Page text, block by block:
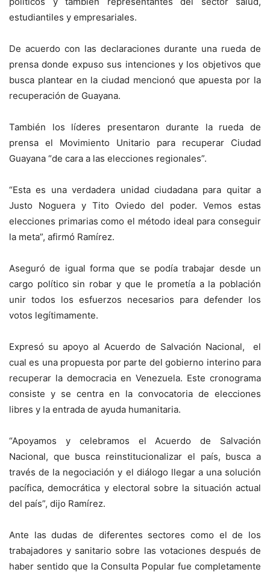
estudiantiles y empresariales.
De acuerdo con las declaraciones durante una rueda de
prensa donde expuso sus intenciones y los objetivos que
busca plantear en la ciudad mencionó que apuesta por la
recuperación de Guayana.
También los líderes presentaron durante la rueda de
prensa el Movimiento Unitario para recuperar Ciudad
Guayana “de cara a las elecciones regionales”.
“Esta es una verdadera unidad ciudadana para quitar a
Justo Noguera y Tito Oviedo del poder. Vemos estas
elecciones primarias como el método ideal para conseguir
la meta”, afirmó Ramírez.
Aseguró de igual forma que se podía trabajar desde un
cargo político sin robar y que le prometía a la población
unir todos los esfuerzos necesarios para defender los
votos legítimamente.
Expresó su apoyo al Acuerdo de Salvación Nacional, el
cual es una propuesta por parte del gobierno interino para
recuperar la democracia en Venezuela. Este cronograma
consiste y se centra en la convocatoria de elecciones
libres y la entrada de ayuda humanitaria.
“Apoyamos y celebramos el Acuerdo de Salvación
Nacional, que busca reinstitucionalizar el país, busca a
través de la negociación y el diálogo llegar a una solución
pacífica, democrática y electoral sobre la situación actual
del país”, dijo Ramírez.
Ante las dudas de diferentes sectores como el de los
trabajadores y sanitario sobre las votaciones después de
haber sentido que la Consulta Popular fue completamente